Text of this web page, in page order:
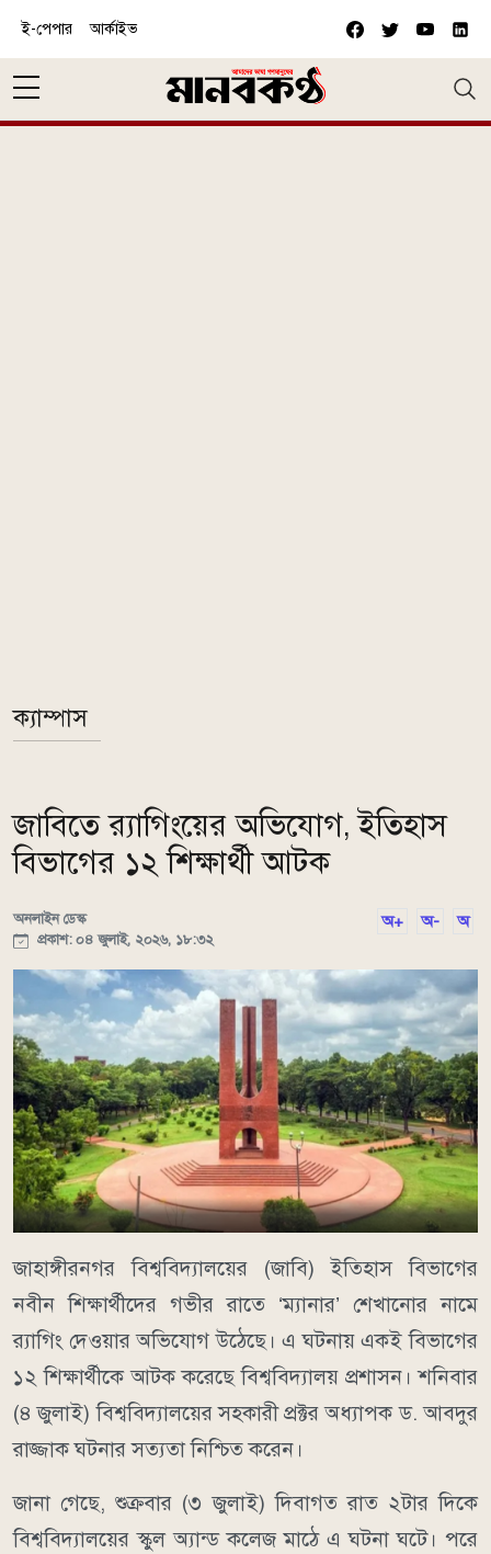
ই-পেপার আর্কাইভ
ক্যাম্পাস
জাবিতে র‍্যাগিংয়ের অভিযোগ, ইতিহাস
বিভাগের ১২ শিক্ষার্থী আটক
অনলাইন ডেস্ক
প্রকাশ: ০৪ জুলাই, ২০২৬, ১৮:৩২
অ+ অ- অ
জাহাঙ্গীরনগর বিশ্ববিদ্যালয়ের (জাবি) ইতিহাস বিভাগের
নবীন শিক্ষার্থীদের গভীর রাতে ‘ম্যানার’ শেখানোর নামে
র‍্যাগিং দেওয়ার অভিযোগ উঠেছে। এ ঘটনায় একই বিভাগের
১২ শিক্ষার্থীকে আটক করেছে বিশ্ববিদ্যালয় প্রশাসন। শনিবার
(৪ জুলাই) বিশ্ববিদ্যালয়ের সহকারী প্রক্টর অধ্যাপক ড. আবদুর
রাজ্জাক ঘটনার সত্যতা নিশ্চিত করেন।
জানা গেছে, শুক্রবার (৩ জুলাই) দিবাগত রাত ২টার দিকে
বিশ্ববিদ্যালয়ের স্কুল অ্যান্ড কলেজ মাঠে এ ঘটনা ঘটে। পরে